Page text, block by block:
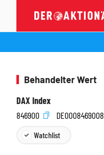
Behandelter Wert
DAX Index
846900
DE0008469008
Watchlist